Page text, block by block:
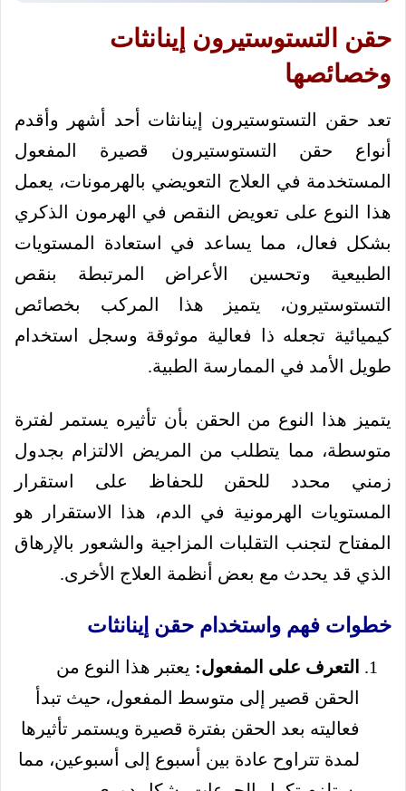
حقن التستوستيرون إينانثات
وخصائصها
تعد حقن التستوستيرون إينانثات أحد أشهر وأقدم
أنواع حقن التستوستيرون قصيرة المفعول
المستخدمة في العلاج التعويضي بالهرمونات، يعمل
هذا النوع على تعويض النقص في الهرمون الذكري
بشكل فعال، مما يساعد في استعادة المستويات
الطبيعية وتحسين الأعراض المرتبطة بنقص
التستوستيرون، يتميز هذا المركب بخصائص
كيميائية تجعله ذا فعالية موثوقة وسجل استخدام
طويل الأمد في الممارسة الطبية.
يتميز هذا النوع من الحقن بأن تأثيره يستمر لفترة
متوسطة، مما يتطلب من المريض الالتزام بجدول
زمني محدد للحقن للحفاظ على استقرار
المستويات الهرمونية في الدم، هذا الاستقرار هو
المفتاح لتجنب التقلبات المزاجية والشعور بالإرهاق
الذي قد يحدث مع بعض أنظمة العلاج الأخرى.
خطوات فهم واستخدام حقن إينانثات
التعرف على المفعول: يعتبر هذا النوع من
الحقن قصير إلى متوسط المفعول، حيث تبدأ
فعاليته بعد الحقن بفترة قصيرة ويستمر تأثيرها
لمدة تتراوح عادة بين أسبوع إلى أسبوعين، مما